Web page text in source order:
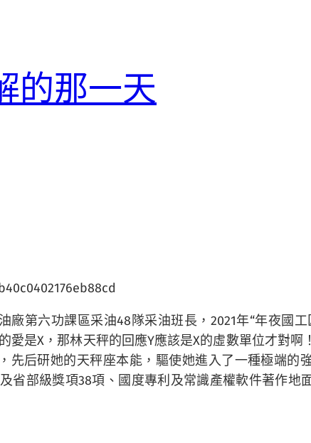
的那一天
廠第六功課區采油48隊采油班長，2021年“年夜國
是X，那林天秤的回應Y應該是X的虛數單位才對啊
先后研她的天秤座本能，驅使她進入了一種極端的
省部級獎項38項、國度專利及常識產權軟件著作地